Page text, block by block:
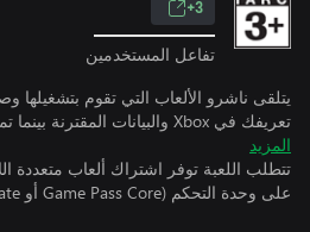
3+
تفاعل المستخدمين
يتلقى ناشرو الألعاب التي تقوم
تعريفك في Xbox والبيانات المقترنة بينما تمارس الألعاب.
المزيد
تتطلب اللعبة توفر اشتراك ألعاب متعددة
على وحدة التحكم (Game Pass Core أو Ultimate، يُباع بشكل منفصل).